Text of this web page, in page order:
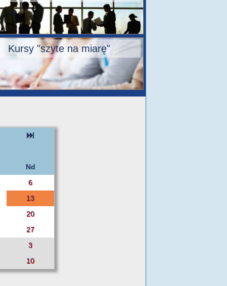
Kursy "szyte na miarę"
Nd
6
13
20
27
3
10